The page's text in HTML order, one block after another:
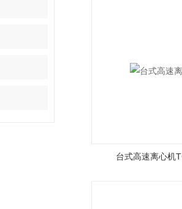
台式高速离心机